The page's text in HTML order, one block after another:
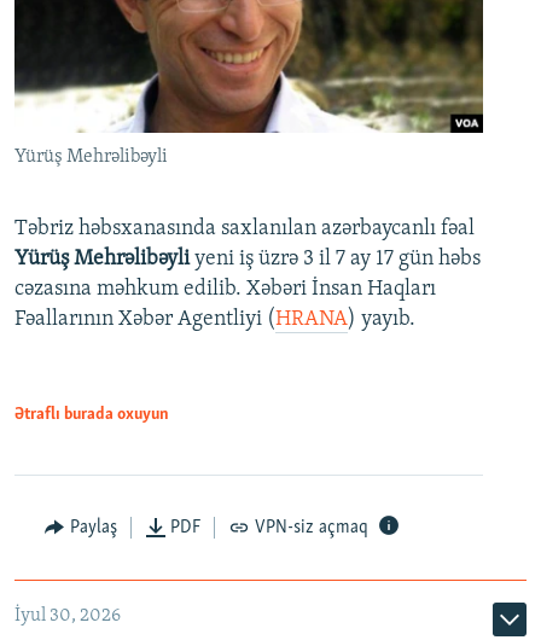
Yürüş Mehrəlibəyli
Təbriz həbsxanasında saxlanılan azərbaycanlı fəal
Yürüş Mehrəlibəyliyeni iş üzrə 3 il 7 ay 17 gün həbs
cəzasına məhkum edilib. Xəbəri İnsan Haqları
Fəallarının Xəbər Agentliyi (HRANA) yayıb.
Ətraflı burada oxuyun
Paylaş PDF VPN-siz açmaq
İyul 30, 2026